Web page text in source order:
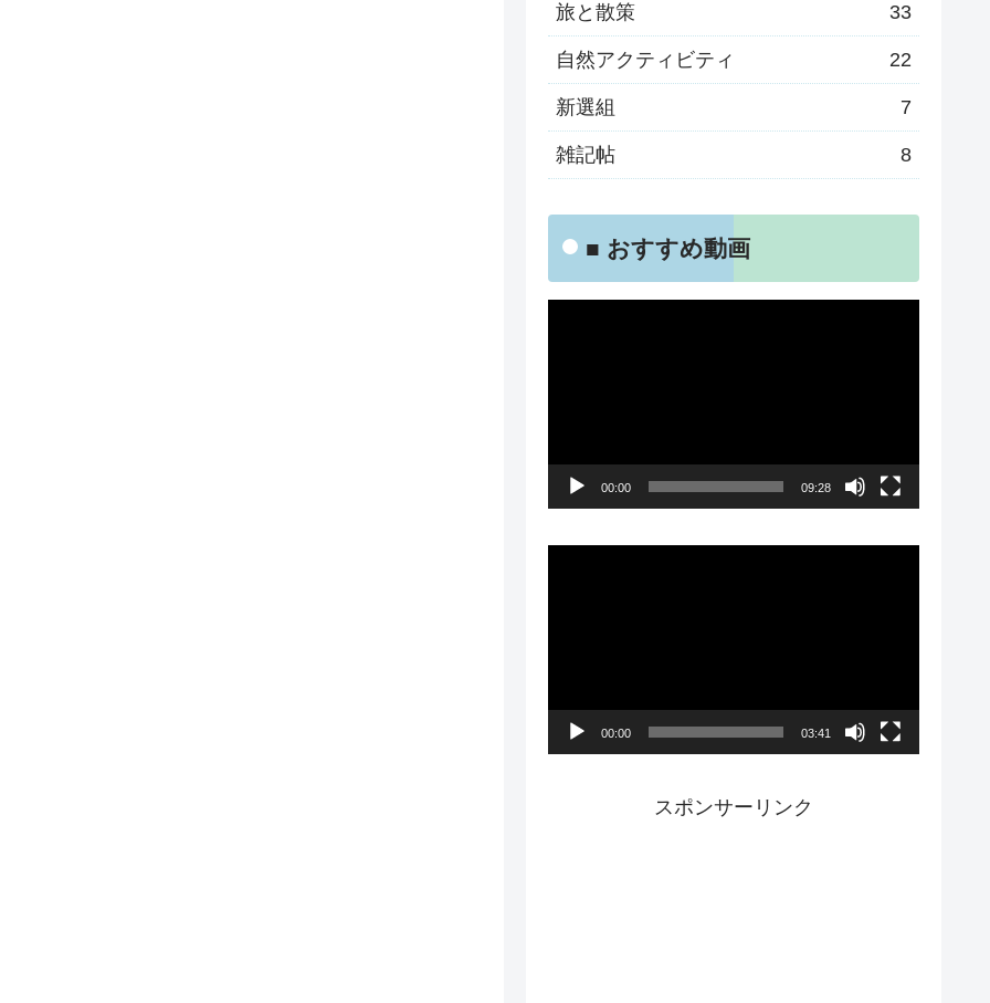
旅と散策 33
自然アクティビティ 22
新選組 7
雑記帖 8
■ おすすめ動画
00:00 09:28
00:00 03:41
スポンサーリンク